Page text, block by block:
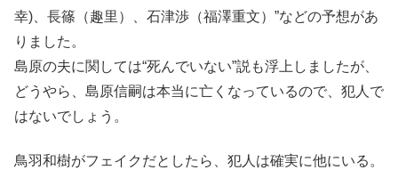
幸)、長篠（趣里）、石津渉（福澤重文）”などの予想があ
りました。
島原の夫に関しては“死んでいない”説も浮上しましたが、
どうやら、島原信嗣は本当に亡くなっているので、犯人で
はないでしょう。
鳥羽和樹がフェイクだとしたら、犯人は確実に他にいる。